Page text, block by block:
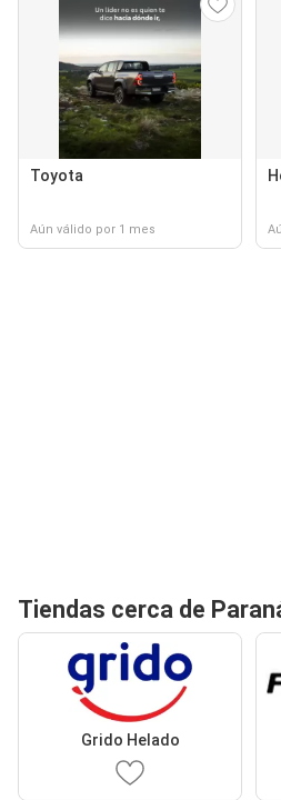
Toyota
Aún válido por 1 mes
Tiendas cerca de
Grido Helado